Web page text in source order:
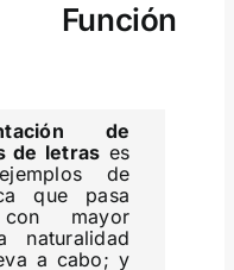
Función
de
de letras es
de
que pasa
con mayor
naturalidad
a cabo; y